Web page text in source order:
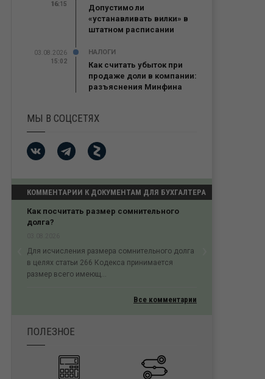
16:15
16:15
Допустимо ли
«устанавливать вилки» в
штатном расписании
03.08.2026
15:02
НАЛОГИ
Как считать убыток при
продаже доли в компании:
разъяснения Минфина
МЫ В СОЦСЕТЯХ
КОММЕНТАРИИ К ДОКУМЕНТАМ ДЛЯ БУХГАЛТЕРА
Как посчитать размер сомнительного
долга?
Для исчисления размера сомнительного долга
в целях статьи 266 Кодекса принимается
размер всего имеющ...
Previous
Все комментарии
ПОЛЕЗНОЕ